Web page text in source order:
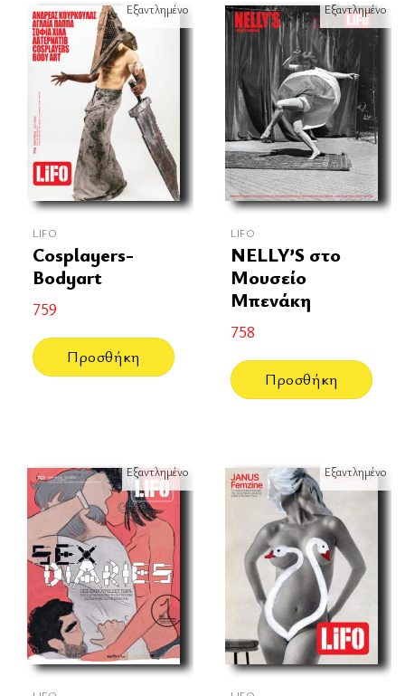
Εξαντλημένο
LIFO
Cosplayers-
Bodyart
759
Προσθήκη
Εξαντλημένο
LIFO
NELLY’S στο
Μουσείο
Μπενάκη
758
Προσθήκη
Εξαντλημένο Εξαντλημένο